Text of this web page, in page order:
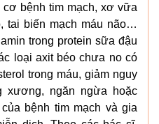
bệnh tim mạch, xơ vữa
tai biến mạch máu não…
trong protein sữa đậu
loại axit béo chưa no có
trong máu, giảm nguy
ngăn ngừa hoặc
bệnh tim mạch và gia